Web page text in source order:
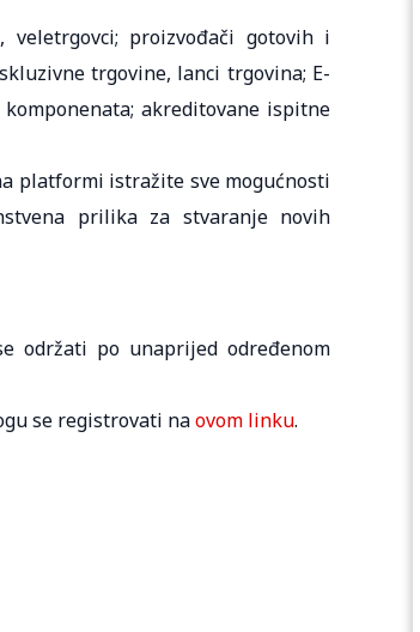
proizvođači gotovih i
trgovine, lanci trgovina; E-
akreditovane ispitne
platformi istražite sve mogućnosti
prilika za stvaranje novih
održati po unaprijed određenom
se registrovati naovom linku.